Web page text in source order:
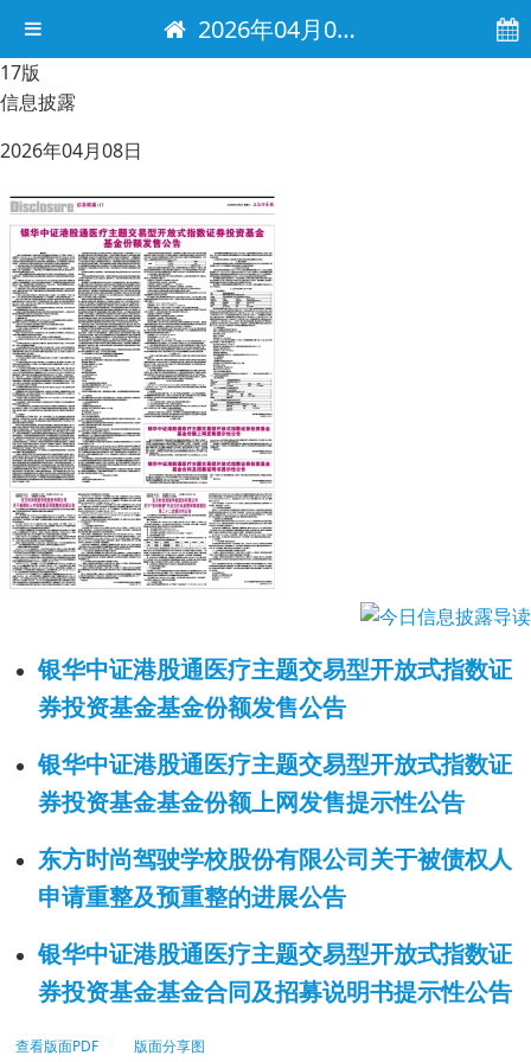
2026年04月08日 电子报
17版
信息披露
2026年04月08日
银华中证港股通医疗主题交易型开放式指数证
券投资基金基金份额发售公告
银华中证港股通医疗主题交易型开放式指数证
券投资基金基金份额上网发售提示性公告
东方时尚驾驶学校股份有限公司关于被债权人
申请重整及预重整的进展公告
银华中证港股通医疗主题交易型开放式指数证
券投资基金基金合同及招募说明书提示性公告
查看版面PDF 版面分享图